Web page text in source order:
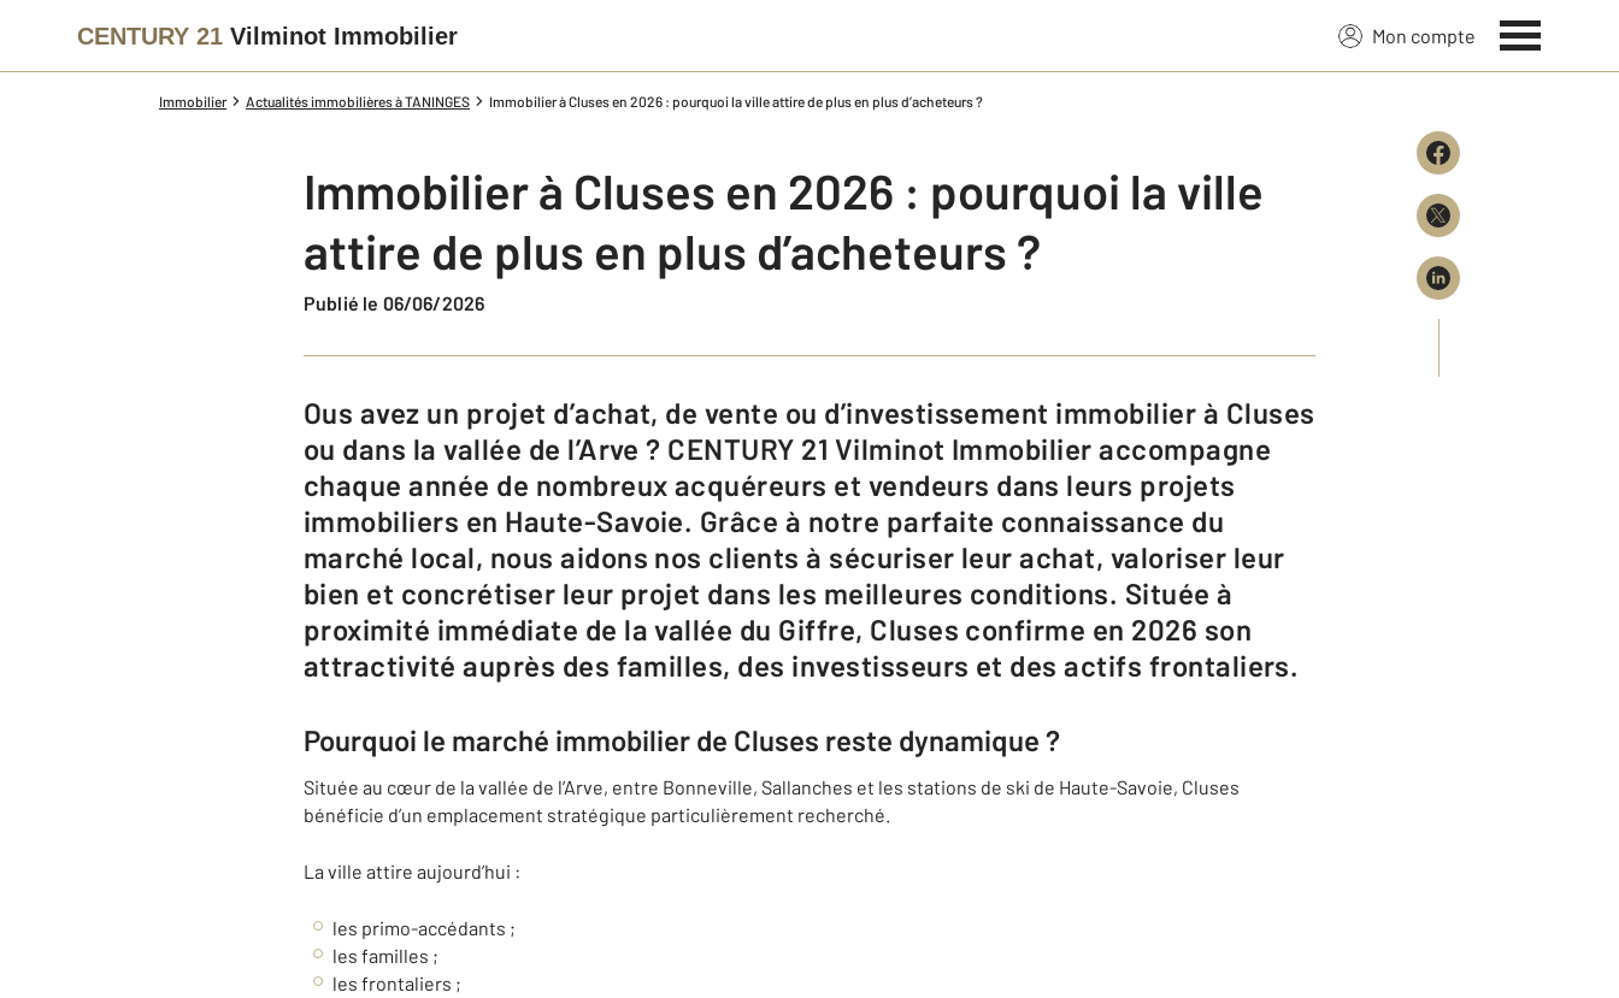
CENTURY 21 Vilminot Immobilier Mon compte
Immobilier Actualités immobilières à TANINGES Immobilier à Cluses en 2026 : pourquoi la ville attire de plus en plus d’acheteurs ?
Immobilier à Cluses en 2026 : pourquoi la ville
attire de plus en plus d’acheteurs ?
Publié le 06/06/2026
ous avez un projet d’achat, de vente ou d’investissement immobilier à Cluses
ou dans la vallée de l’Arve ? CENTURY 21 Vilminot Immobilier accompagne
chaque année de nombreux acquéreurs et vendeurs dans leurs projets
immobiliers en Haute-Savoie. Grâce à notre parfaite connaissance du
marché local, nous aidons nos clients à sécuriser leur achat, valoriser leur
bien et concrétiser leur projet dans les meilleures conditions. Située à
proximité immédiate de la vallée du Giffre, Cluses confirme en 2026 son
attractivité auprès des familles, des investisseurs et des actifs frontaliers.
Pourquoi le marché immobilier de Cluses reste dynamique ?
Située au cœur de la vallée de l’Arve, entre Bonneville, Sallanches et les stations de ski de Haute-Savoie, Cluses
bénéficie d’un emplacement stratégique particulièrement recherché.
La ville attire aujourd’hui :
les primo-accédants ;
les familles ;
les frontaliers ;